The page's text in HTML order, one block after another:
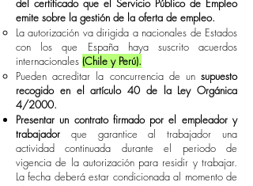
del certificado que el Servicio Público de Empleo
emite sobre la gestión de la oferta de empleo.
La autorización va dirigida a nacionales de Estados
con los que España haya suscrito acuerdos
internacionales (Chile y Perú).
Pueden acreditar la concurrencia de un supuesto
recogido en el artículo 40 de la Ley Orgánica
4/2000.
Presentar un contrato firmado por el empleador y
trabajador que garantice al trabajador una
actividad continuada durante el periodo de
vigencia de la autorización para residir y trabajar.
La fecha deberá estar condicionada al momento de